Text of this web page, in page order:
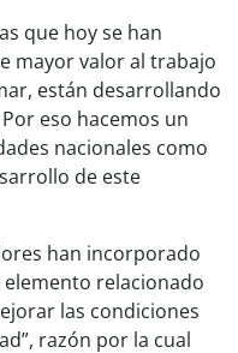
que hoy se han
mayor valor al trabajo
están desarrollando
eso hacemos un
nacionales como
de este
han incorporado
relacionado
las condiciones
razón por la cual